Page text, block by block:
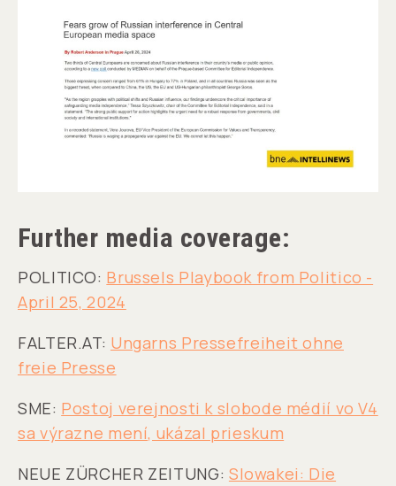
Further media coverage:
POLITICO: Brussels Playbook from Politico -
April 25, 2024
FALTER.AT: Ungarns Pressefreiheit ohne
freie Presse
SME: Postoj verejnosti k slobode médií vo V4
sa výrazne mení, ukázal prieskum
NEUE ZÜRCHER ZEITUNG: Slowakei: Die